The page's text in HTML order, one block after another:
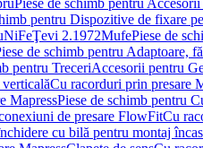
Piese de schimb pentru
pentru Dispozitive de fixare
Ţevi 2.1972MufePiese de
de schimb pentru Adaptoare,
pentru TreceriAccesorii pentru
Cu racorduri prin presare
MapressPiese de schimb pentru
de presare FlowFitCu
cu bilă pentru montaj